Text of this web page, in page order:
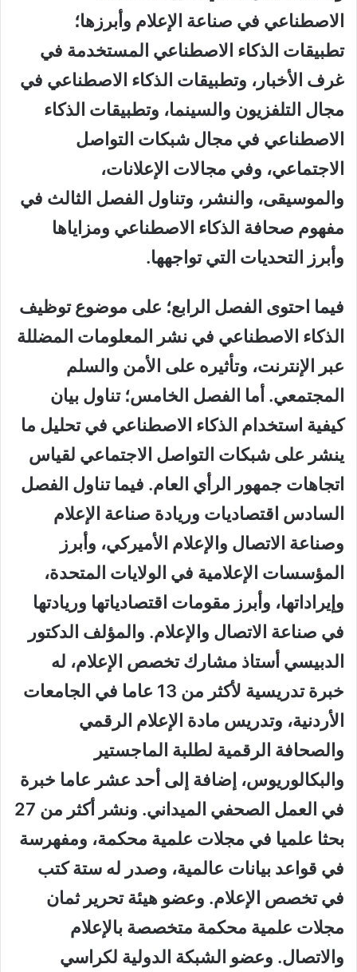
الاصطناعي في صناعة الإعلام وأبرزها؛
تطبيقات الذكاء الاصطناعي المستخدمة في
غرف الأخبار، وتطبيقات الذكاء الاصطناعي في
مجال التلفزيون والسينما، وتطبيقات الذكاء
الاصطناعي في مجال شبكات التواصل
الاجتماعي، وفي مجالات الإعلانات،
والموسيقى، والنشر، وتناول الفصل الثالث في
مفهوم صحافة الذكاء الاصطناعي ومزاياها
وأبرز التحديات التي تواجهها.
فيما احتوى الفصل الرابع؛ على موضوع توظيف
الذكاء الاصطناعي في نشر المعلومات المضللة
عبر الإنترنت، وتأثيره على الأمن والسلم
المجتمعي. أما الفصل الخامس؛ تناول بيان
كيفية استخدام الذكاء الاصطناعي في تحليل ما
ينشر على شبكات التواصل الاجتماعي لقياس
اتجاهات جمهور الرأي العام. فيما تناول الفصل
السادس اقتصاديات وريادة صناعة الإعلام
وصناعة الاتصال والإعلام الأميركي، وأبرز
المؤسسات الإعلامية في الولايات المتحدة،
وإيراداتها، وأبرز مقومات اقتصادياتها وريادتها
في صناعة الاتصال والإعلام. والمؤلف الدكتور
الدبيسي أستاذ مشارك تخصص الإعلام، له
خبرة تدريسية لأكثر من 13 عاما في الجامعات
الأردنية، وتدريس مادة الإعلام الرقمي
والصحافة الرقمية لطلبة الماجستير
والبكالوريوس، إضافة إلى أحد عشر عاما خبرة
في العمل الصحفي الميداني. ونشر أكثر من 27
بحثا علميا في مجلات علمية محكمة، ومفهرسة
في قواعد بيانات عالمية، وصدر له ستة كتب
في تخصص الإعلام. وعضو هيئة تحرير ثمان
مجلات علمية محكمة متخصصة بالإعلام
والاتصال. وعضو الشبكة الدولية لكراسي